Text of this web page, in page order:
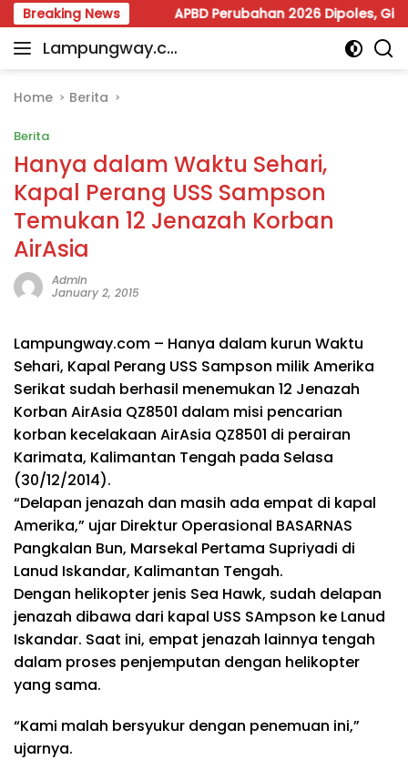
Skip
to
content
Breaking NewsAPBD Perubahan 2026 Dipoles, Giri
Lampungway.co
Portal
Daerah
Terpercaya
dan
Terupdate
Home Berita
Berita
Hanya dalam Waktu Sehari,
Kapal Perang USS Sampson
Temukan 12 Jenazah Korban
AirAsia
Admin
January 2, 2015
Lampungway.com – Hanya dalam kurun Waktu
Sehari, Kapal Perang USS Sampson milik Amerika
Serikat sudah berhasil menemukan 12 Jenazah
Korban AirAsia QZ8501 dalam misi pencarian
korban kecelakaan AirAsia QZ8501 di perairan
Karimata, Kalimantan Tengah pada Selasa
(30/12/2014).
“Delapan jenazah dan masih ada empat di kapal
Amerika,” ujar Direktur Operasional BASARNAS
Pangkalan Bun, Marsekal Pertama Supriyadi di
Lanud Iskandar, Kalimantan Tengah.
Dengan helikopter jenis Sea Hawk, sudah delapan
jenazah dibawa dari kapal USS SAmpson ke Lanud
Iskandar. Saat ini, empat jenazah lainnya tengah
dalam proses penjemputan dengan helikopter
yang sama.
“Kami malah bersyukur dengan penemuan ini,”
ujarnya.